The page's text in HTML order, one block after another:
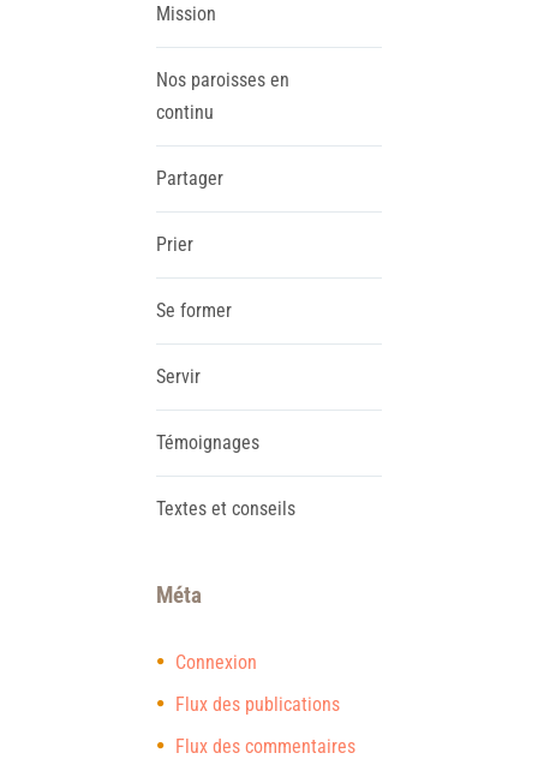
Mission
Nos paroisses en
continu
Partager
Prier
Se former
Servir
Témoignages
Textes et conseils
Méta
Connexion
Flux des publications
Flux des commentaires